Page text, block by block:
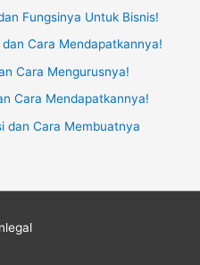
Fungsinya Untuk Bisnis!
Cara Mendapatkannya!
Cara Mengurusnya!
Cara Mendapatkannya!
dan Cara Membuatnya